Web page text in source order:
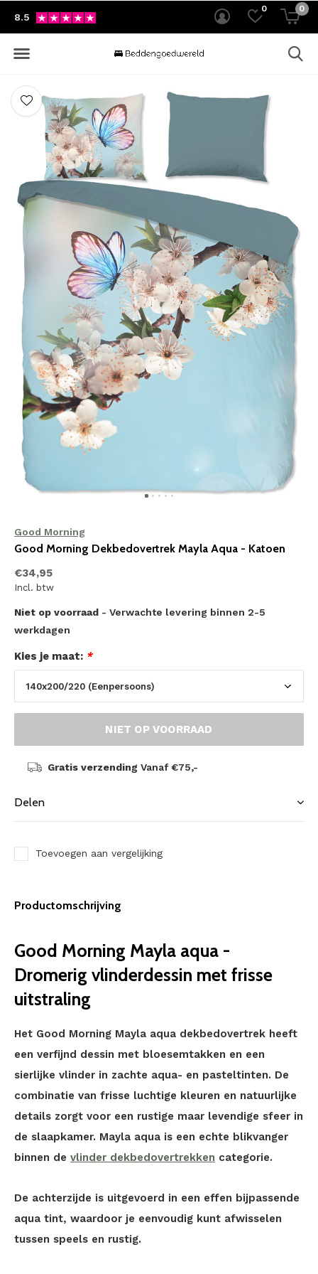
0 0
8.5
Good Morning
Good Morning Dekbedovertrek Mayla Aqua - Katoen
€34,95
Incl. btw
Niet op voorraad - Verwachte levering binnen 2-5
werkdagen
Kies je maat: *
NIET OP VOORRAAD
Gratis verzending Vanaf €75,-
Delen
Toevoegen aan vergelijking
Productomschrijving
Good Morning Mayla aqua -
Dromerig vlinderdessin met frisse
uitstraling
Het Good Morning Mayla aqua dekbedovertrek heeft
een verfijnd dessin met bloesemtakken en een
sierlijke vlinder in zachte aqua- en pasteltinten. De
combinatie van frisse luchtige kleuren en natuurlijke
details zorgt voor een rustige maar levendige sfeer in
de slaapkamer. Mayla aqua is een echte blikvanger
binnen de vlinder dekbedovertrekken categorie.
De achterzijde is uitgevoerd in een effen bijpassende
aqua tint, waardoor je eenvoudig kunt afwisselen
tussen speels en rustig.